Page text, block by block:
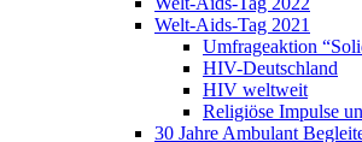
Welt-Aids-Tag 2021
Umfrageaktion
HIV-Deutschland
HIV weltweit
Religiöse Impulse
30 Jahre Ambulant